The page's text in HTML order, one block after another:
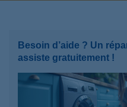
Besoin d’aide ? Un
assiste gratuitement !